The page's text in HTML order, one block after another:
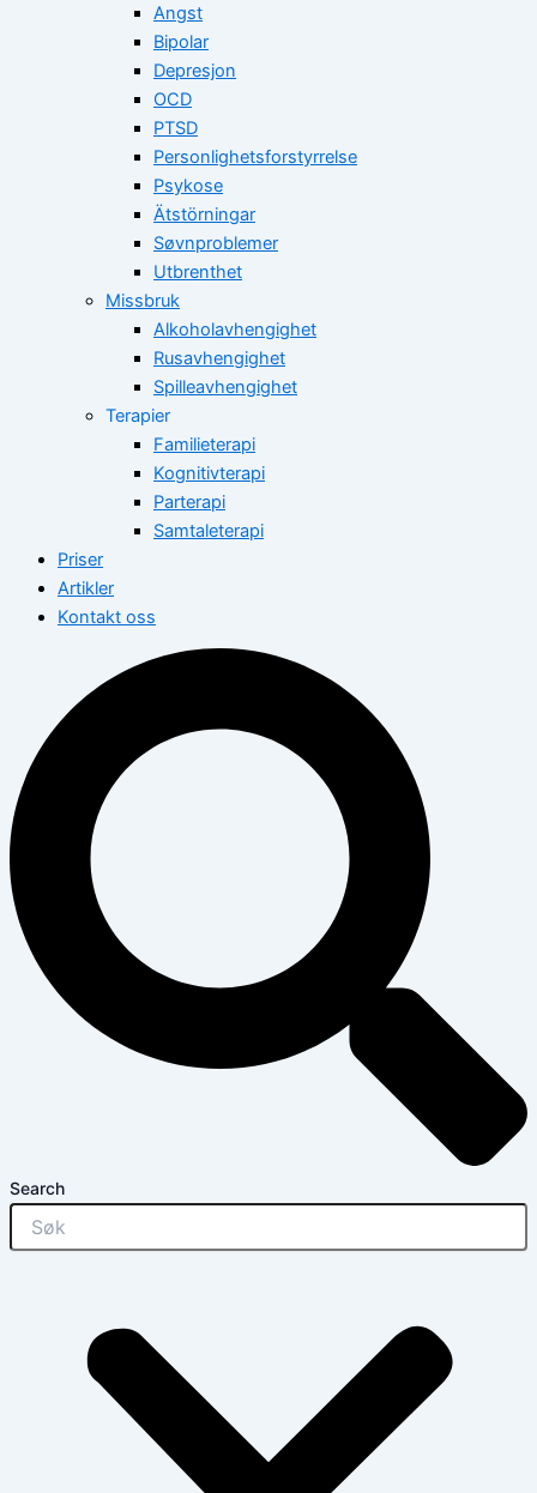
Angst
Bipolar
Depresjon
OCD
PTSD
Personlighetsforstyrrelse
Psykose
Ätstörningar
Søvnproblemer
Utbrenthet
Missbruk
Alkoholavhengighet
Rusavhengighet
Spilleavhengighet
Terapier
Familieterapi
Kognitivterapi
Parterapi
Samtaleterapi
Priser
Artikler
Kontakt oss
Search